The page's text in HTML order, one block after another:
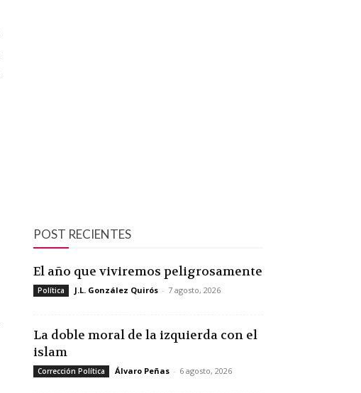
POST RECIENTES
El año que viviremos peligrosamente
Política J.L. González Quirós - 7 agosto, 2026
La doble moral de la izquierda con el
islam
Corrección Política Álvaro Peñas - 6 agosto, 2026